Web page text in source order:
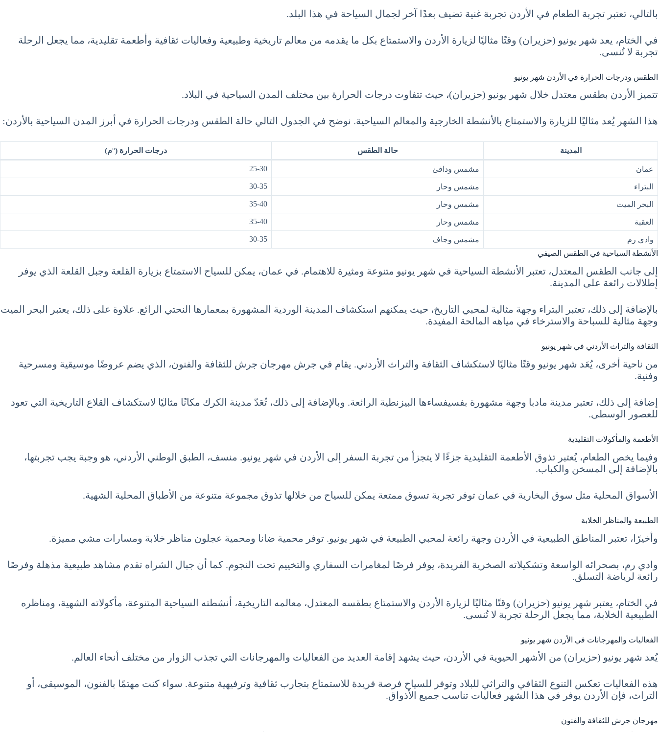
بالتالي، تعتبر تجربة الطعام في الأردن تجربة غنية تضيف بعدًا آخر لجمال السياحة في هذا البلد.
في الختام، يعد شهر يونيو (حزيران) وقتًا مثاليًا لزيارة الأردن والاستمتاع بكل ما يقدمه من معالم تاريخية وطبيعية وفعاليات ثقافية وأطعمة تقليدية، مما يجعل الرحلة
تجربة لا تُنسى.
الطقس ودرجات الحرارة في الأردن شهر يونيو
تتميز الأردن بطقس معتدل خلال شهر يونيو (حزيران)، حيث تتفاوت درجات الحرارة بين مختلف المدن السياحية في البلاد.
هذا الشهر يُعد مثاليًا للزيارة والاستمتاع بالأنشطة الخارجية والمعالم السياحية. نوضح في الجدول التالي حالة الطقس ودرجات الحرارة في أبرز المدن السياحية بالأردن:
المدينة حالة الطقس درجات الحرارة (°م)
عمان مشمس ودافئ 25-30
البتراء مشمس وحار 30-35
البحر الميت مشمس وحار 35-40
العقبة مشمس وحار 35-40
وادي رم مشمس وجاف
30-35
الأنشطة السياحية في الطقس الصيفي
إلى جانب الطقس المعتدل، تعتبر الأنشطة السياحية في شهر يونيو متنوعة ومثيرة للاهتمام. في عمان، يمكن للسياح الاستمتاع بزيارة القلعة وجبل القلعة الذي يوفر
إطلالات رائعة على المدينة.
بالإضافة إلى ذلك، تعتبر البتراء وجهة مثالية لمحبي التاريخ، حيث يمكنهم استكشاف المدينة الوردية المشهورة بمعمارها النحتي الرائع. علاوة على ذلك، يعتبر البحر الميت
وجهة مثالية للسباحة والاسترخاء في مياهه المالحة المفيدة.
الثقافة والتراث الأردني في شهر يونيو
من ناحية أخرى، يُعَد شهر يونيو وقتًا مثاليًا لاستكشاف الثقافة والتراث الأردني. يقام في جرش مهرجان جرش للثقافة والفنون، الذي يضم عروضًا موسيقية ومسرحية
وفنية.
إضافة إلى ذلك، تعتبر مدينة مادبا وجهة مشهورة بفسيفساءها البيزنطية الرائعة. وبالإضافة إلى ذلك، تُعَدّ مدينة الكرك مكانًا مثاليًا لاستكشاف القلاع التاريخية التي تعود
للعصور الوسطى.
الأطعمة والمأكولات التقليدية
وفيما يخص الطعام، يُعتبر تذوق الأطعمة التقليدية جزءًا لا يتجزأ من تجربة السفر إلى الأردن في شهر يونيو. منسف، الطبق الوطني الأردني، هو وجبة يجب تجربتها،
بالإضافة إلى المسخن والكباب.
الأسواق المحلية مثل سوق البخارية في عمان توفر تجربة تسوق ممتعة يمكن للسياح من خلالها تذوق مجموعة متنوعة من الأطباق المحلية الشهية.
الطبيعة والمناظر الخلابة
وأخيرًا، تعتبر المناطق الطبيعية في الأردن وجهة رائعة لمحبي الطبيعة في شهر يونيو. توفر محمية ضانا ومحمية عجلون مناظر خلابة ومسارات مشي مميزة.
وادي رم، بصحرائه الواسعة وتشكيلاته الصخرية الفريدة، يوفر فرصًا لمغامرات السفاري والتخييم تحت النجوم. كما أن جبال الشراه تقدم مشاهد طبيعية مذهلة وفرصًا
رائعة لرياضة التسلق.
في الختام، يعتبر شهر يونيو (حزيران) وقتًا مثاليًا لزيارة الأردن والاستمتاع بطقسه المعتدل، معالمه التاريخية، أنشطته السياحية المتنوعة، مأكولاته الشهية، ومناظره
الطبيعية الخلابة، مما يجعل الرحلة تجربة لا تُنسى.
الفعاليات والمهرجانات في الأردن شهر يونيو
يُعد شهر يونيو (حزيران) من الأشهر الحيوية في الأردن، حيث يشهد إقامة العديد من الفعاليات والمهرجانات التي تجذب الزوار من مختلف أنحاء العالم.
هذه الفعاليات تعكس التنوع الثقافي والتراثي للبلاد وتوفر للسياح فرصة فريدة للاستمتاع بتجارب ثقافية وترفيهية متنوعة. سواء كنت مهتمًا بالفنون، الموسيقى، أو
التراث، فإن الأردن يوفر في هذا الشهر فعاليات تناسب جميع الأذواق.
مهرجان جرش للثقافة والفنون